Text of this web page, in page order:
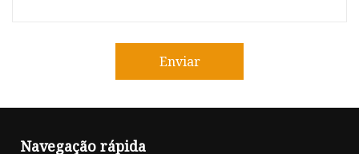
Enviar
Navegação rápida